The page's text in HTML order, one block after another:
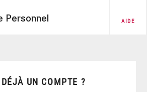
Personnel AIDE
UN COMPTE ?